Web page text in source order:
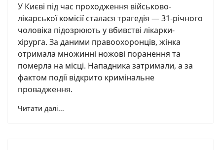
У Києві під час проходження військово-
лікарської комісії сталася трагедія — 31-річного
чоловіка підозрюють у вбивстві лікарки-
хірурга. За даними правоохоронців, жінка
отримала множинні ножові поранення та
померла на місці. Нападника затримали, а за
фактом події відкрито кримінальне
провадження.
Читати далі...